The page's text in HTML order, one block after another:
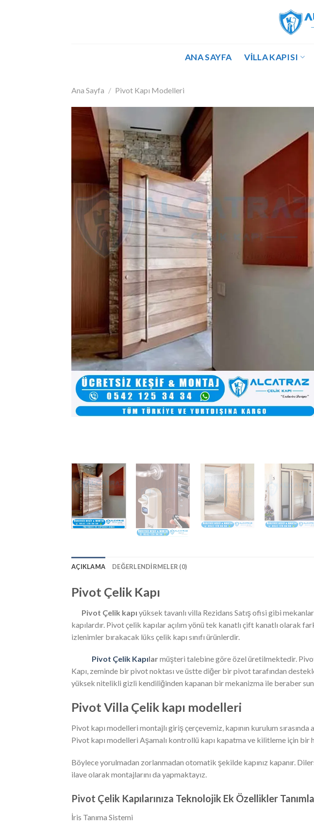
ANA SAYFA VILLA KAPISI
Ana Sayfa / Pivot Kapı Modelleri
AÇIKLAMA DEĞERLENDIRMELER (0)
Pivot Çelik Kapı
Pivot Çelik kapı yüksek tavanlı villa Rezidans Satış ofisi gibi
kapılardır. Pivot çelik kapılar açılım yönü tek kanatlı çift kanatlı olarak
izlenimler bırakacak lüks çelik kapı sınıfı ürünlerdir.
Pivot Çelik Kapılarmüşteri talebine göre özel üretilmektedir. Pivot
Kapı, zeminde bir pivot noktası ve üstte diğer bir pivot tarafından
yüksek nitelikli gizli kendiliğinden kapanan bir mekanizma ile beraber
Pivot Villa Çelik kapı modelleri
Pivot kapı modelleri montajlı giriş çerçevemiz, kapının kurulum
Pivot kapı modelleri Aşamalı kontrollü kapı kapatma ve kilitleme için bir
Böylece yorulmadan zorlanmadan otomatik şekilde kapınız kapanır.
ilave olarak montajlarını da yapmaktayız.
Pivot Çelik Kapılarınıza Teknolojik Ek Özellikler
İris Tanıma Sistemi